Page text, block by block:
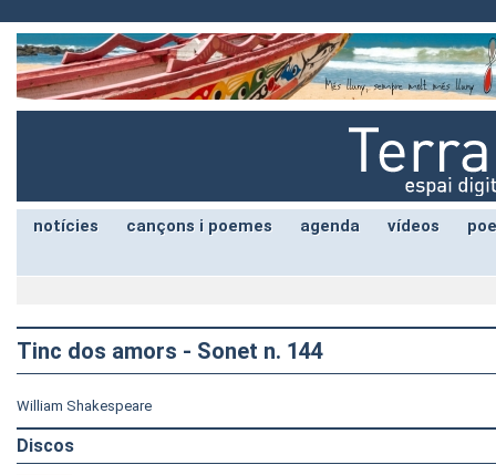
notícies cançons i poemes agenda vídeos
Tinc dos amors - Sonet n. 144
William Shakespeare
Discos